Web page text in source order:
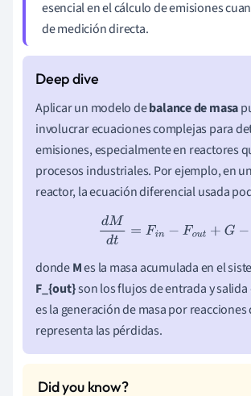
esencial en el cálculo de emisiones
de medición directa.
Aplicar un modelo debalance de masa
involucrar ecuaciones complejas para
emisiones, especialmente en reactores
procesos industriales. Por ejemplo, en
reactor, la ecuación diferencial usada
dM dt= in− Fo t +G −L
dondeMes la masa acumulada en el
F_{out}son los flujos de entrada y salida
es la generación de masa por reacciones
representa las pérdidas.